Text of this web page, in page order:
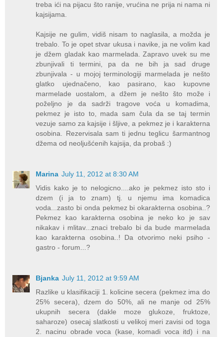
treba ići na pijacu što ranije, vrućina ne prija ni nama ni
kajsijama.
Kajsije ne gulim, vidiš nisam to naglasila, a možda je
trebalo. To je opet stvar ukusa i navike, ja ne volim kad
je džem gladak kao marmelada. Zapravo uvek su me
zbunjivali ti termini, pa da ne bih ja sad druge
zbunjivala - u mojoj terminologiji marmelada je nešto
glatko ujednačeno, kao pasirano, kao kupovne
marmelade uostalom, a džem je nešto što može i
poželjno je da sadrži tragove voća u komadima,
pekmez je isto to, mada sam čula da se taj termin
vezuje samo za kajsije i šljive, a pekmez je i karakterna
osobina. Rezervisala sam ti jednu teglicu šarmantnog
džema od neoljušćenih kajsija, da probaš :)
Marina July 11, 2012 at 8:30 AM
Vidis kako je to nelogicno....ako je pekmez isto sto i
dzem (i ja to znam) tj. u njemu ima komadica
voda...zasto bi onda pekmez bi okarakterna osobina..?
Pekmez kao karakterna osobina je neko ko je sav
nikakav i mlitav...znaci trebalo bi da bude marmelada
kao karakterna osobina..! Da otvorimo neki psiho -
gastro - forum...?
Bjanka July 11, 2012 at 9:59 AM
Razlike u klasifikaciji 1. kolicine secera (pekmez ima do
25% secera), dzem do 50%, ali ne manje od 25%
ukupnih secera (dakle moze glukoze, fruktoze,
saharoze) osecaj slatkosti u velikoj meri zavisi od toga
2. nacinu obrade voca (kase, komadi voca itd) i na